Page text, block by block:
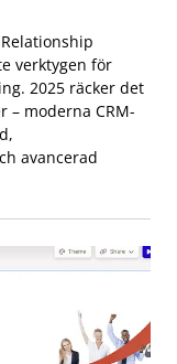
verktygen för
2025 räcker det
– moderna CRM-
avancerad